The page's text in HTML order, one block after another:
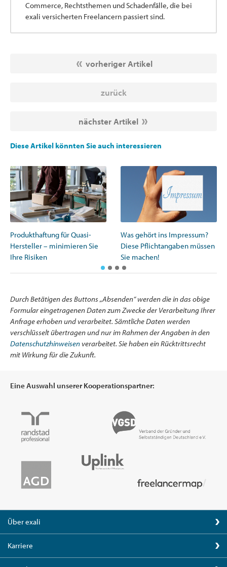
Commerce, Rechtsthemen und Schadenfälle, die bei
exali versicherten Freelancern passiert sind.
vorheriger Artikel
zurück
nächster Artikel
Diese Artikel könnten Sie auch interessieren
Produkthaftung für Quasi-
Hersteller – minimieren Sie
Ihre Risiken
Was gehört ins Impressum?
Diese Pflichtangaben müssen
Sie machen!
Durch Betätigen des Buttons „Absenden“ werden die in das obige
Formular eingetragenen Daten zum Zwecke der Verarbeitung Ihrer
Anfrage erhoben und verarbeitet. Sämtliche Daten werden
verschlüsselt übertragen und nur im Rahmen der Angaben in den
Datenschutzhinweisenverarbeitet. Sie haben ein Rücktrittsrecht
mit Wirkung für die Zukunft.
Eine Auswahl unserer Kooperationspartner:
Über exali
Karriere